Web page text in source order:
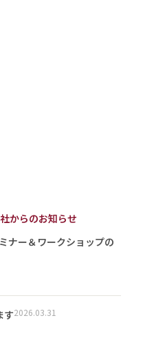
からのお知らせ
ー＆ワークショップの
す2026.03.31